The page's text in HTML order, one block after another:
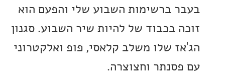
ברשימות השבוע שלי והפעם הוא
בכבוד של להיות שיר השבוע. סגנון
שלו משלב קלאסי, פופ ואלקטרוני
וחצוצרה.